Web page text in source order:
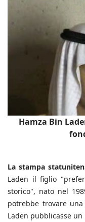
Hamza Bin
La stampa
Laden il figlio
storico", nato nel
potrebbe trovare
Laden pubblicasse un